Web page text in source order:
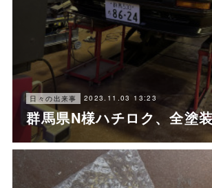
日々の出来事 2023.11.03 13:23
群馬県N様ハチロク、全塗